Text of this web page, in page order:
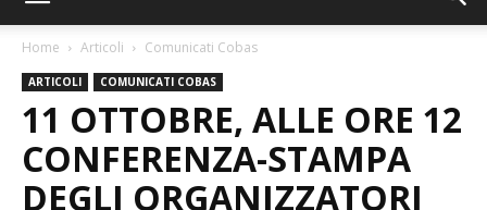
Home Articoli Comunicati Cobas
ARTICOLI COMUNICATI COBAS
11 OTTOBRE, ALLE ORE 12
CONFERENZA-STAMPA
DEGLI ORGANIZZATORI